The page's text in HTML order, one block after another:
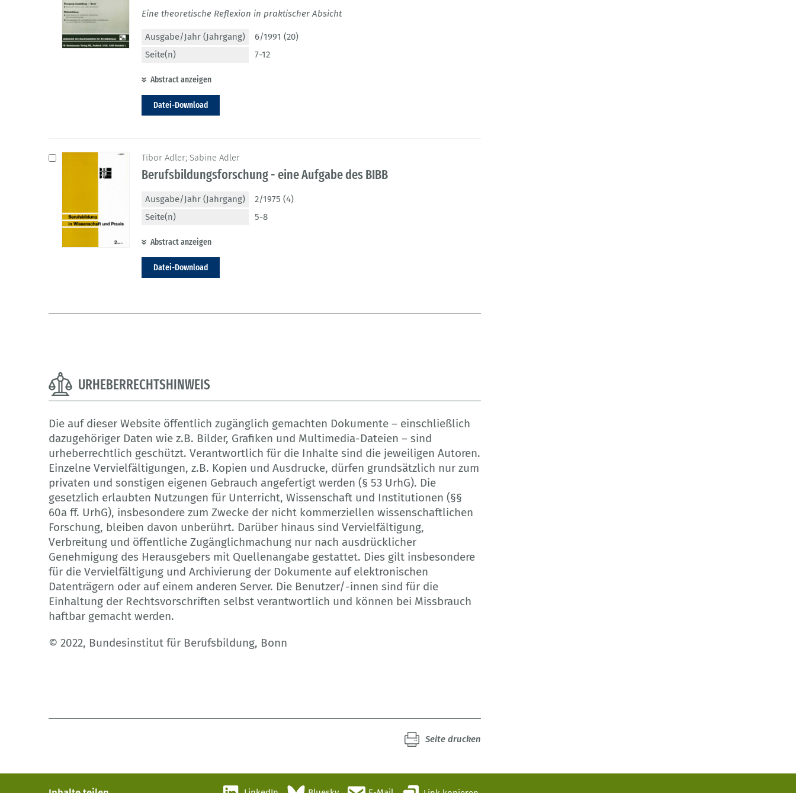
Eine theoretische Reflexion in praktischer Absicht
Ausgabe/Jahr (Jahrgang)
6/1991 (20)
Seite(n)
7-12
Abstract anzeigen
Datei-Download
Tibor Adler; Sabine Adler
Berufsbildungsforschung - eine Aufgabe des BIBB
Ausgabe/Jahr (Jahrgang)
2/1975 (4)
Seite(n)
5-8
Abstract anzeigen
Datei-Download
URHEBERRECHTSHINWEIS
Die auf dieser Website öffentlich zugänglich gemachten Dokumente – einschließlich
dazugehöriger Daten wie z.B. Bilder, Grafiken und Multimedia-Dateien – sind
urheberrechtlich geschützt. Verantwortlich für die Inhalte sind die jeweiligen Autoren.
Einzelne Vervielfältigungen, z.B. Kopien und Ausdrucke, dürfen grundsätzlich nur zum
privaten und sonstigen eigenen Gebrauch angefertigt werden (§ 53 UrhG). Die
gesetzlich erlaubten Nutzungen für Unterricht, Wissenschaft und Institutionen (§§
60a ff. UrhG), insbesondere zum Zwecke der nicht kommerziellen wissenschaftlichen
Forschung, bleiben davon unberührt. Darüber hinaus sind Vervielfältigung,
Verbreitung und öffentliche Zugänglichmachung nur nach ausdrücklicher
Genehmigung des Herausgebers mit Quellenangabe gestattet. Dies gilt insbesondere
für die Vervielfältigung und Archivierung der Dokumente auf elektronischen
Datenträgern oder auf einem anderen Server. Die Benutzer/-innen sind für die
Einhaltung der Rechtsvorschriften selbst verantwortlich und können bei Missbrauch
haftbar gemacht werden.
© 2022, Bundesinstitut für Berufsbildung, Bonn
Seite drucken